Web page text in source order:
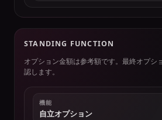
STANDING FUNCTION
オプション金額は参考額です。最終オプシ
認します。
機能
自立オプション